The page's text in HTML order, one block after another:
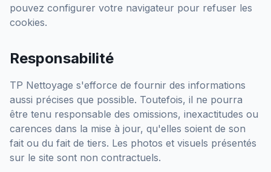
pouvez configurer votre navigateur pour refuser les
cookies.
Responsabilité
TP Nettoyage s'efforce de fournir des informations
aussi précises que possible. Toutefois, il ne pourra
être tenu responsable des omissions, inexactitudes ou
carences dans la mise à jour, qu'elles soient de son
fait ou du fait de tiers. Les photos et visuels présentés
sur le site sont non contractuels.